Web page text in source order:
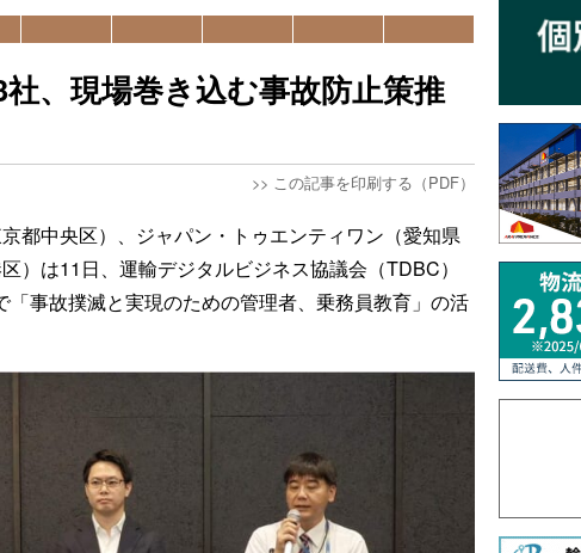
、現場巻き込む事故防止策推
>> この記事を印刷する（PDF）
都中央区）、ジャパン・トゥエンティワン（愛知県
）は11日、運輸デジタルビジネス協議会（TDBC）
事故撲滅と実現のための管理者、乗務員教育」の活